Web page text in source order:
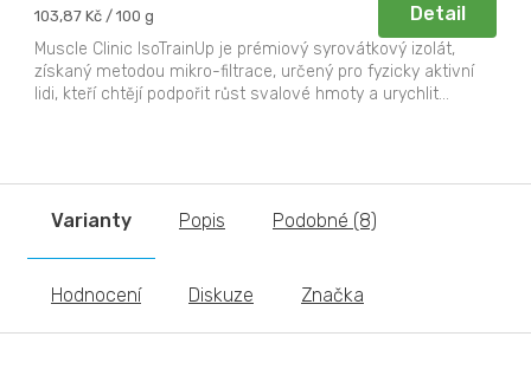
Měrná
103,87 Kč / 100 g Detail
Muscle Clinic IsoTrainUp je prémiový syrovátkový izolát,
získaný metodou mikro-filtrace, určený pro fyzicky aktivní
lidi, kteří chtějí podpořit růst svalové hmoty a urychlit...
Varianty Popis Podobné (8)
Hodnocení Diskuze Značka